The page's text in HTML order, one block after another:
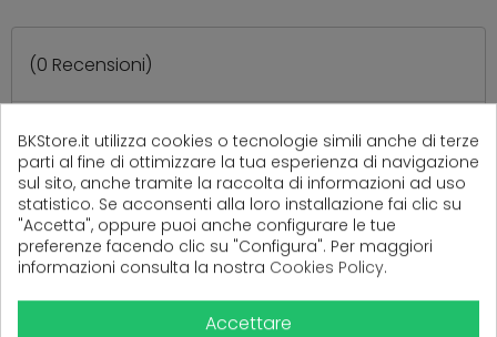
(0 Recensioni)
Ancora nessuna recensione da parte degli utenti.
BKStore.it utilizza cookies o tecnologie simili anche di terze
parti al fine di ottimizzare la tua esperienza di navigazione
sul sito, anche tramite la raccolta di informazioni ad uso
statistico. Se acconsenti alla loro installazione fai clic su
"Accetta", oppure puoi anche configurare le tue
preferenze facendo clic su "Configura". Per maggiori
informazioni consulta la nostra Cookies Policy.
Accettare